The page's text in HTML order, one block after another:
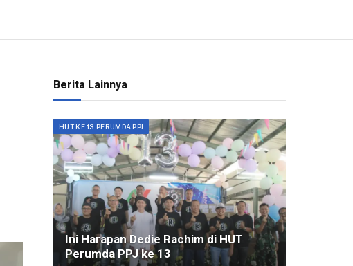
Berita Lainnya
HUT KE 13 PERUMDA PPJ
Ini Harapan Dedie Rachim di HUT
Perumda PPJ ke 13